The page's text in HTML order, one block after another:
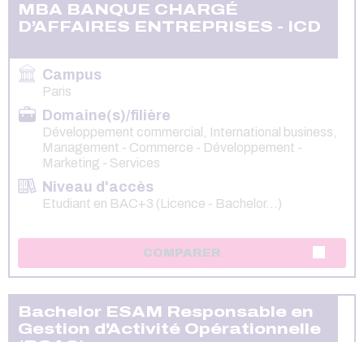
MBA BANQUE CHARGÉ
D’AFFAIRES ENTREPRISES - ICD
Campus
Paris
Domaine(s)/filière
Développement commercial, International business,
Management - Commerce - Développement -
Marketing - Services
Niveau d'accès
Etudiant en BAC+3 (Licence - Bachelor...)
COMPARER
Bachelor ESAM Responsable en
Gestion d'Activité Opérationnelle